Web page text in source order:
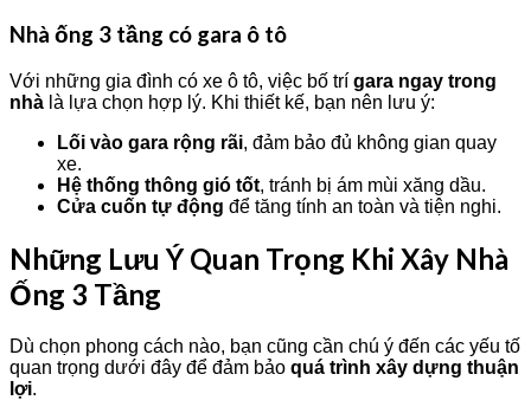
Nhà ống 3 tầng có gara ô tô
Với những gia đình có xe ô tô, việc bố trí gara ngay trong
nhà là lựa chọn hợp lý. Khi thiết kế, bạn nên lưu ý:
Lối vào gara rộng rãi, đảm bảo đủ không gian quay
xe.
Hệ thống thông gió tốt, tránh bị ám mùi xăng dầu.
Cửa cuốn tự động để tăng tính an toàn và tiện nghi.
Những Lưu Ý Quan Trọng Khi Xây Nhà
Ống 3 Tầng
Dù chọn phong cách nào, bạn cũng cần chú ý đến các yếu tố
quan trọng dưới đây để đảm bảo quá trình xây dựng thuận
lợi.